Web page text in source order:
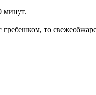
минут.
то